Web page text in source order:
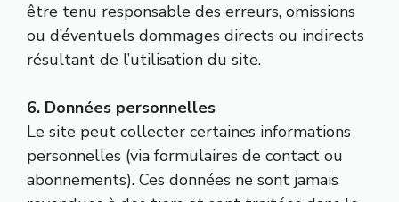
être tenu responsable des erreurs, omissions
ou d’éventuels dommages directs ou indirects
résultant de l’utilisation du site.
6. Données personnelles
Le site peut collecter certaines informations
personnelles (via formulaires de contact ou
abonnements). Ces données ne sont jamais